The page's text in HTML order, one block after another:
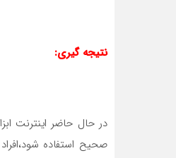
نتیجه گیری:
در حال حاضر اينترنت
صحيح استفاده